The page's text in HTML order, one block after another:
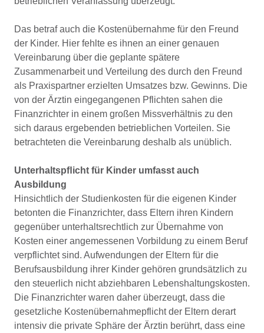
Das betraf auch die Kostenübernahme für den Freund
der Kinder. Hier fehlte es ihnen an einer genauen
Verein­barung über die geplante spätere
Zusammenarbeit und Verteilung des durch den Freund
als Praxispartner erziel­ten Umsatzes bzw. Gewinns. Die
von der Ärztin eingegan­genen Pflichten sahen die
Finanzrichter in einem großen Missverhältnis zu den
sich daraus ergebenden betrieb­lichen Vorteilen. Sie
betrachteten die Vereinbarung des­halb als unüblich.
Unterhaltspﬂicht für Kinder umfasst auch
Ausbildung
Hinsichtlich der Studienkosten für die eigenen Kinder
be­tonten die Finanzrichter, dass Eltern ihren Kindern
gegen­über unterhaltsrechtlich zur Übernahme von
Kosten einer angemessenen Vorbildung zu einem Beruf
verpflichtet sind. Aufwendungen der Eltern für die
Berufsausbildung ihrer Kinder gehören grundsätzlich zu
den steuerlich nicht abziehbaren Lebenshaltungskosten.
Die Finanzrichter wa­ren daher überzeugt, dass die
gesetzliche Kostenüber­nahmepflicht der Eltern derart
intensiv die private Sphäre der Ärztin berührt, dass eine